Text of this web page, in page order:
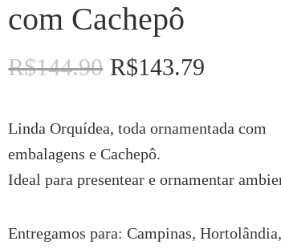
com Cachepô
R$144.90 O
era:
R$144.90.
R$143.79
é:
Linda Orquídea, toda ornamentada com
embalagens e Cachepô.
Ideal para presentear e ornamentar
Entregamos para: Campinas, Hortolândia,